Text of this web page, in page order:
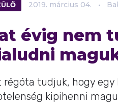
2019. március 04.
évig nem
régóta tudjuk, hogy
kipihenni